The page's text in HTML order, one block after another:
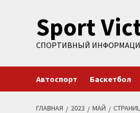
содержимомуSport
СПОРТИВНЫЙ
Автоспорт Баскетбол
ГЛАВНАЯ 2023 МАЙ